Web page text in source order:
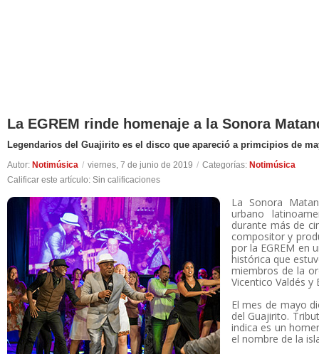
La EGREM rinde homenaje a la Sonora
Legendarios del Guajirito es el disco que apareció a primcipios de
Autor: Notimúsica / viernes, 7 de junio de 2019 / Categorías: Notimúsica
Calificar este artículo: Sin calificaciones
La Sonora
urbano
durante más de
compositor y
por la EGREM en
histórica que
miembros de la
Vicentico Valdés y
El mes de mayo
del Guajirito.
indica es un
el nombre de la